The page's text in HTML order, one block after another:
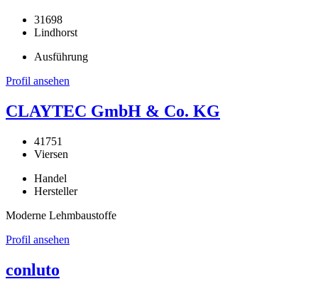
31698
Lindhorst
Ausführung
Profil ansehen
CLAYTEC GmbH & Co. KG
41751
Viersen
Handel
Hersteller
Moderne Lehmbaustoffe
Profil ansehen
conluto